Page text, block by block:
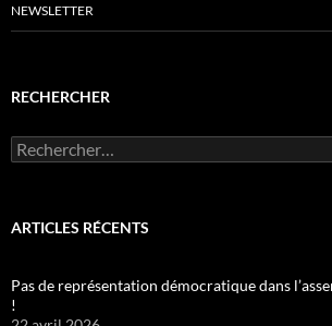
NEWSLETTER
RECHERCHER
Rechercher :
ARTICLES RÉCENTS
Pas de représentation démocratique dans
!